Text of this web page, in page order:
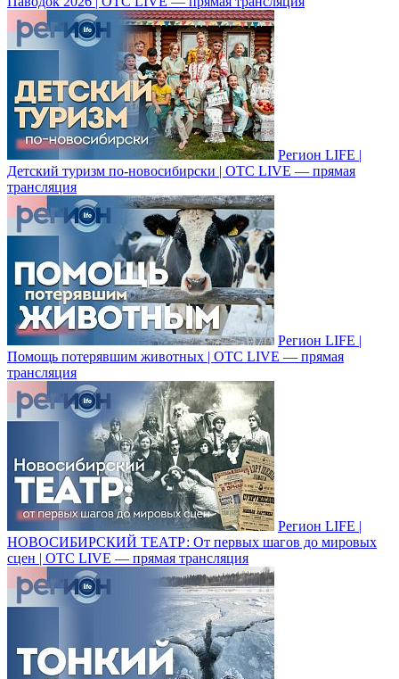
Регион LIFE |
Детский туризм по-новосибирски | ОТС LIVE — прямая
трансляция
Регион LIFE |
Помощь потерявшим животных | ОТС LIVE — прямая
трансляция
Регион LIFE |
НОВОСИБИРСКИЙ ТЕАТР: От первых шагов до мировых
сцен | ОТС LIVE — прямая трансляция